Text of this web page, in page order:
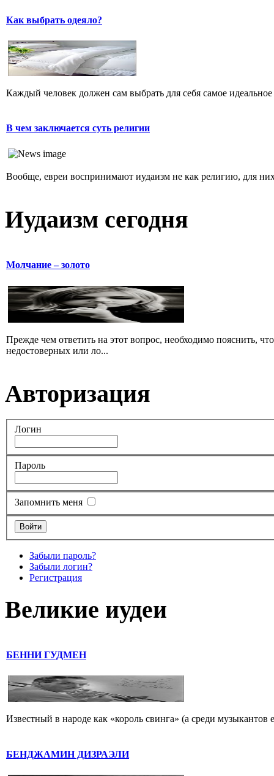
Как выбрать одеяло?
Каждый человек должен сам выбрать для себя самое
В чем заключается суть религии
Вообще, евреи воспринимают иудаизм не как религию, для
Иудаизм сегодня
Молчание – золото
Прежде чем ответить на этот вопрос, необходимо пояснить,
недостоверных или ло...
Авторизация
Логин
Пароль
Запомнить меня
Забыли пароль?
Забыли логин?
Регистрация
Великие иудеи
БЕННИ ГУДМЕН
Известный в народе как «король свинга» (а среди
БЕНДЖАМИН ДИЗРАЭЛИ